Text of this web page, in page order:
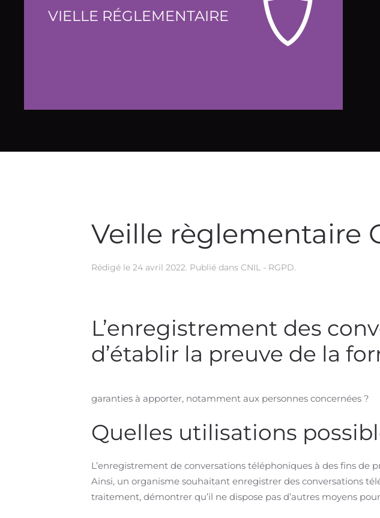
VIELLE RÉGLEMENTAIRE
Veille règlementaire
Rédigé le 24 avril 2022. Publié dans CNIL - RGPD.
L’enregistrement des
d’établir la preuve de la
garanties à apporter, notamment aux personnes concernées ?
Quelles utilisations
L’enregistrement de conversations téléphoniques à des fins de
Ainsi, un organisme souhaitant enregistrer des conversations
traitement, démontrer qu’il ne dispose pas d’autres moyens